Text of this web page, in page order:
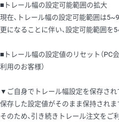
■トレール幅の設定可能範囲の拡大
現在、トレール幅の設定可能範囲は
更になることに伴い、設定可能範囲を
■トレール幅の設定値のリセット（PC
利用のお客様）
▼ご自身でトレール幅設定を保存され
保存した設定値がそのまま保持されま
そのため、引き続きトレール注文をご